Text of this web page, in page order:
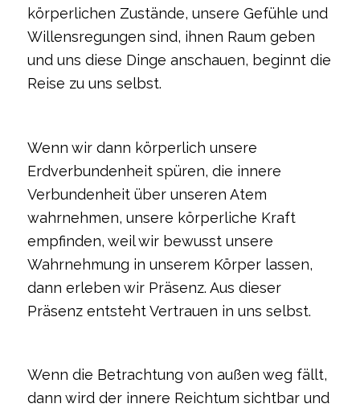
körperlichen Zustände, unsere Gefühle und
Willensregungen sind, ihnen Raum geben
und uns diese Dinge anschauen, beginnt die
Reise zu uns selbst.
Wenn wir dann körperlich unsere
Erdverbundenheit spüren, die innere
Verbundenheit über unseren Atem
wahrnehmen, unsere körperliche Kraft
empfinden, weil wir bewusst unsere
Wahrnehmung in unserem Körper lassen,
dann erleben wir Präsenz. Aus dieser
Präsenz entsteht Vertrauen in uns selbst.
Wenn die Betrachtung von außen weg fällt,
dann wird der innere Reichtum sichtbar und